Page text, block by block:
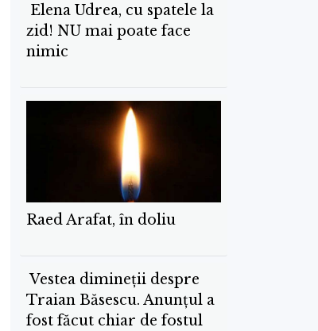
Elena Udrea, cu spatele la
zid! NU mai poate face
nimic
Raed Arafat, în doliu
Vestea dimineții despre
Traian Băsescu. Anunțul a
fost făcut chiar de fostul